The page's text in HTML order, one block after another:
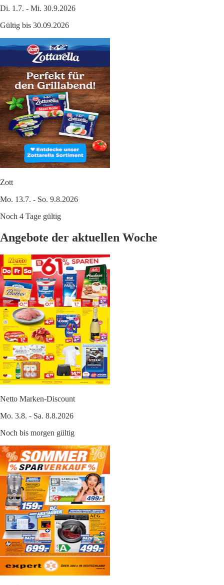
Di. 1.7. - Mi. 30.9.2026
Gültig bis 30.09.2026
Zott
Mo. 13.7. - So. 9.8.2026
Noch 4 Tage gültig
Angebote der aktuellen Woche
Netto Marken-Discount
Mo. 3.8. - Sa. 8.8.2026
Noch bis morgen gültig